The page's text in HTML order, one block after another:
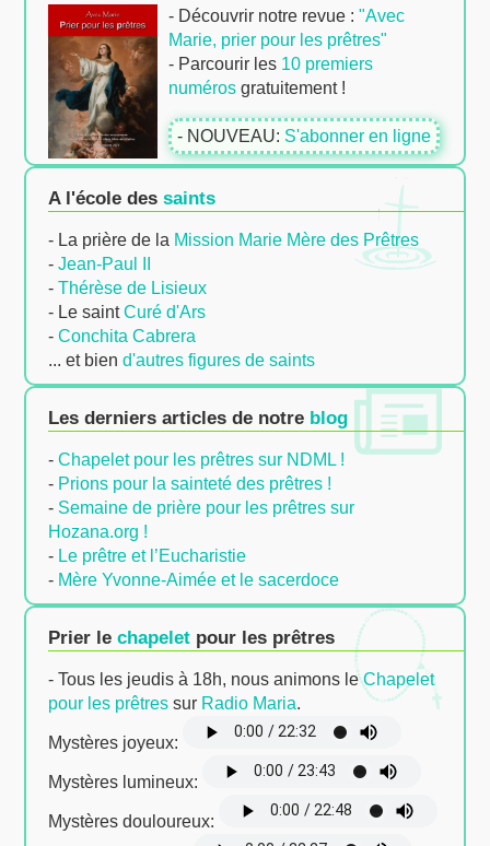
- Découvrir notre revue : "Avec
Marie, prier pour les prêtres"
- Parcourir les 10 premiers
numéros gratuitement !
- NOUVEAU: S'abonner en ligne
A l'école des saints
- La prière de la Mission Marie Mère des Prêtres
- Jean-Paul II
- Thérèse de Lisieux
- Le saintCuré d'Ars
- Conchita Cabrera
... et bien d'autres figures de saints
Les derniers articles de notre blog
- Chapelet pour les prêtres sur NDML !
- Prions pour la sainteté des prêtres !
- Semaine de prière pour les prêtres sur
Hozana.org !
- Le prêtre et l’Eucharistie
- Mère Yvonne-Aimée et le sacerdoce
Prier le chapelet pour les prêtres
- Tous les jeudis à 18h, nous animons leChapelet
pour les prêtres sur Radio Maria.
Mystères joyeux:
Mystères lumineux:
Mystères douloureux: